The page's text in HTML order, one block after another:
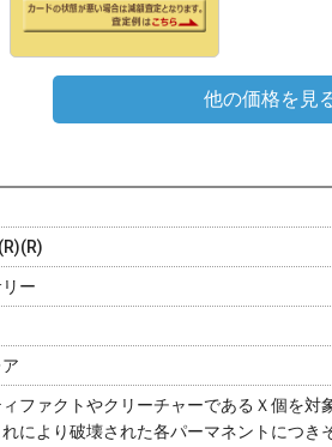
他の価格を見
ー
ファクトやクリーチャーであるＸ個を対
により破壊された各パーマネントにつき